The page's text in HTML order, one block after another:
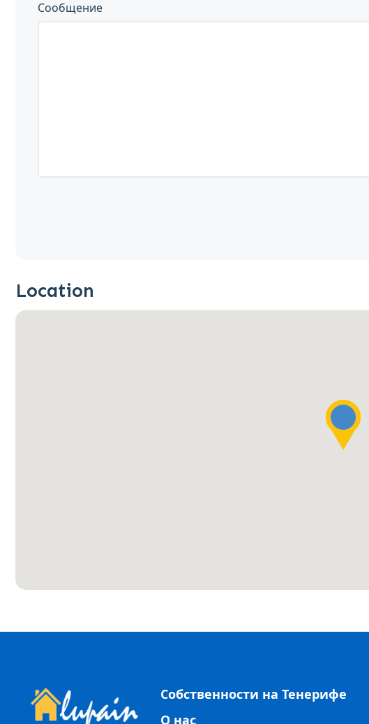
Сообщение
Location
Собственности на Тенерифе
О нас